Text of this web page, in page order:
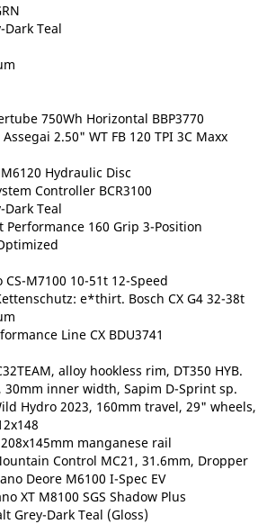
Dark Teal
750Wh Horizontal BBP3770
2.50" WT FB 120 TPI 3C Maxx
Hydraulic Disc
Controller BCR3100
Dark Teal
Performance 160 Grip 3-Position
M7100 10-51t 12-Speed
e*thirt. Bosch CX G4 32-38t
Line CX BDU3741
alloy hookless rim, DT350 HYB.
30mm inner width, Sapim D-Sprint sp.
Hydro 2023, 160mm travel, 29" wheels,
manganese rail
Control MC21, 31.6mm, Dropper
Deore M6100 I-Spec EV
XT M8100 SGS Shadow Plus
Grey-Dark Teal (Gloss)